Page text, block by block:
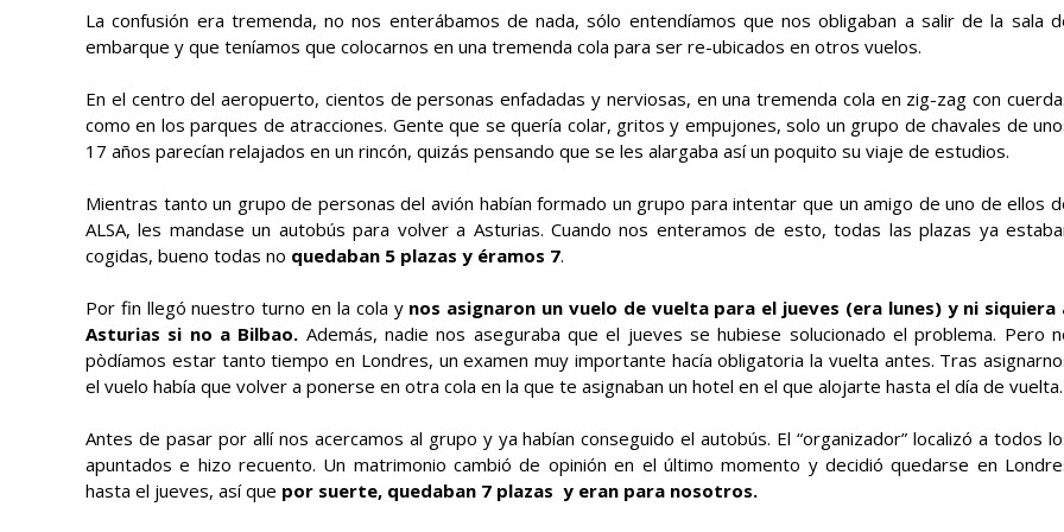
La confusión era tremenda, no nos enterábamos de nada, sólo entendíamos que nos obligaban a salir de la sala
embarque y que teníamos que colocarnos en una tremenda cola para ser re-ubicados en otros vuelos.
En el centro del aeropuerto, cientos de personas enfadadas y nerviosas, en una tremenda cola en zig-zag con
como en los parques de atracciones. Gente que se quería colar, gritos y empujones, solo un grupo de chavales de
17 años parecían relajados en un rincón, quizás pensando que se les alargaba así un poquito su viaje de estudios.
Mientras tanto un grupo de personas del avión habían formado un grupo para intentar que un amigo de uno de ellos
ALSA, les mandase un autobús para volver a Asturias. Cuando nos enteramos de esto, todas las plazas ya
cogidas, bueno todas no quedaban 5 plazas y éramos 7.
Por fin llegó nuestro turno en la cola y nos asignaron un vuelo de vuelta para el jueves (era lunes) y ni siquiera
Asturias si no a Bilbao. Además, nadie nos aseguraba que el jueves se hubiese solucionado el problema. Pero
pòdíamos estar tanto tiempo en Londres, un examen muy importante hacía obligatoria la vuelta antes. Tras
el vuelo había que volver a ponerse en otra cola en la que te asignaban un hotel en el que alojarte hasta el día de vuelta.
Antes de pasar por allí nos acercamos al grupo y ya habían conseguido el autobús. El “organizador” localizó a todos
apuntados e hizo recuento. Un matrimonio cambió de opinión en el último momento y decidió quedarse en
hasta el jueves, así que por suerte, quedaban 7 plazas y eran para nosotros.